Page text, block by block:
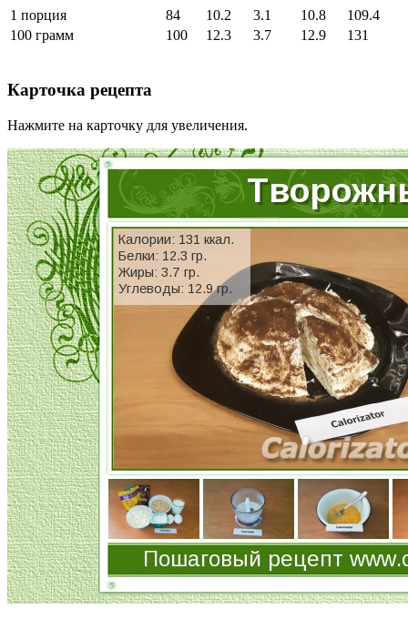
1 порция
84 10.2 3.1 10.8
109.4
100 грамм
100 12.3 3.7 12.9 131
Карточка рецепта
Нажмите на карточку для увеличения.